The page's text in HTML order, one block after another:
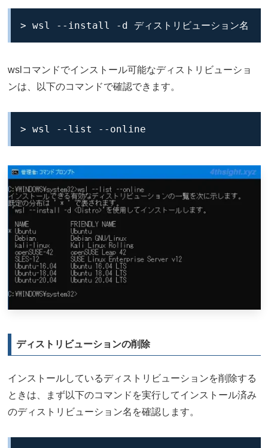
> wsl --install -d ディストリビューション名
wslコマンドでインストール可能なディストリビューショ
ンは、以下のコマンドで確認できます。
> wsl --list --online
ディストリビューションの削除
インストールしているディストリビューションを削除する
ときは、まず以下のコマンドを実行してインストール済み
のディストリビューション名を確認します。